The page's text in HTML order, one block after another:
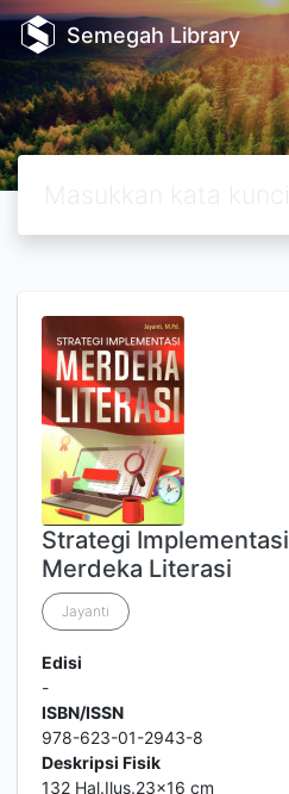
Semegah Library
Strategi Implementasi
Merdeka Literasi
Jayanti
Edisi
-
ISBN/ISSN
978-623-01-2943-8
Deskripsi Fisik
132 Hal.Ilus.23x16 cm